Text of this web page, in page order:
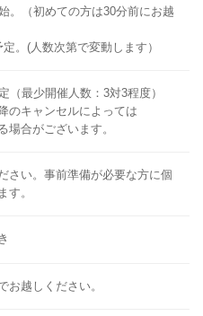
。（初めての方は30分前にお越
。(人数次第で変動します）
（最少開催人数：3対3程度）
のキャンセルによっては
合がございます。
さい。事前準備が必要な方に個
す。
お越しください。